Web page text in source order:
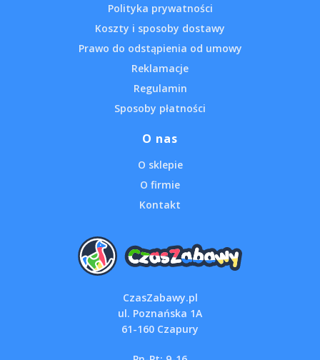
Polityka prywatności
Koszty i sposoby dostawy
Prawo do odstąpienia od umowy
Reklamacje
Regulamin
Sposoby płatności
O nas
O sklepie
O firmie
Kontakt
CzasZabawy.pl
ul. Poznańska 1A
61-160 Czapury